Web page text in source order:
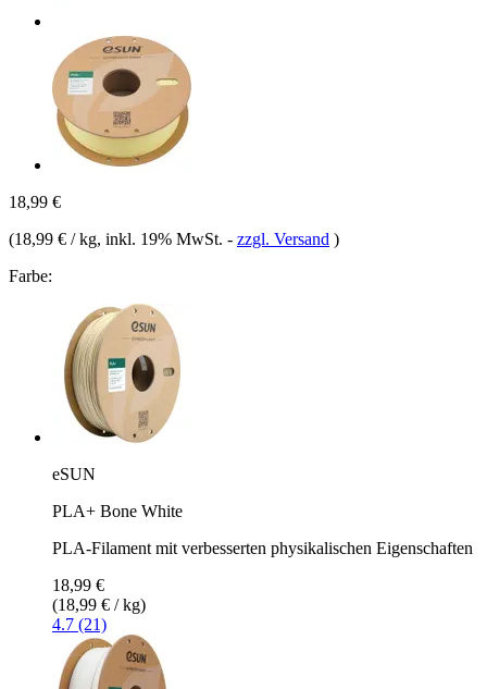
18,99 €
(18,99 € / kg, inkl. 19% MwSt. - zzgl. Versand )
Farbe:
eSUN
PLA+ Bone White
PLA-Filament mit verbesserten physikalischen Eigenschaften
18,99 €
(18,99 € / kg)
4.7 (21)